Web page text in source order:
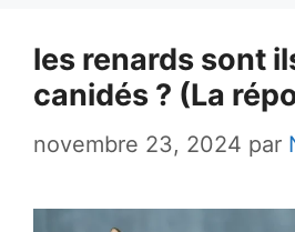
les renards sont
canidés ? (La
novembre 23, 2024 par